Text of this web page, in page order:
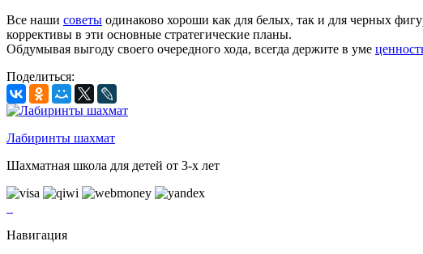
Все наши советы одинаково хороши как для белых, так и для черных
коррективы в эти основные стратегические планы.
Обдумывая выгоду своего очередного хода, всегда держите в уме
Поделиться:
Лабиринты шахмат
Шахматная школа для детей от 3-х лет
Навигация